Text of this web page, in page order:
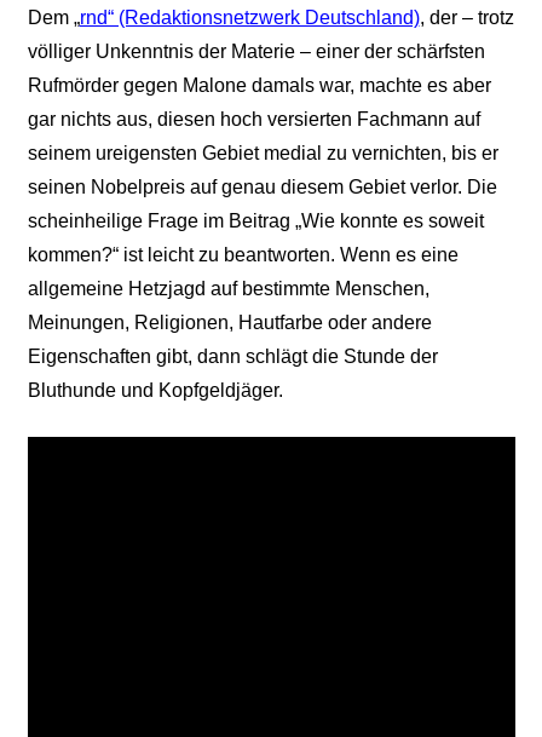
Dem „rnd“ (Redaktionsnetzwerk Deutschland), der – trotz
völliger Unkenntnis der Materie – einer der schärfsten
Rufmörder gegen Malone damals war, machte es aber
gar nichts aus, diesen hoch versierten Fachmann auf
seinem ureigensten Gebiet medial zu vernichten, bis er
seinen Nobelpreis auf genau diesem Gebiet verlor. Die
scheinheilige Frage im Beitrag „Wie konnte es soweit
kommen?“ ist leicht zu beantworten. Wenn es eine
allgemeine Hetzjagd auf bestimmte Menschen,
Meinungen, Religionen, Hautfarbe oder andere
Eigenschaften gibt, dann schlägt die Stunde der
Bluthunde und Kopfgeldjäger.